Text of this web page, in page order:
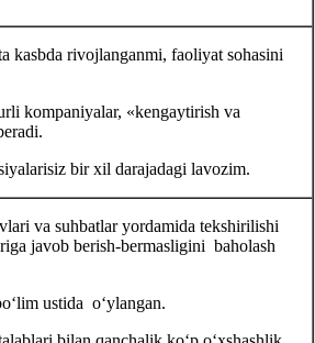
kasbda rivojlanganmi, faoliyat sohasini
kompaniyalar, «kengaytirish va
bir хil darajadagi lavozim.
va suhbatlar yordamida tekshirilishi
javob berish-bermasligini baholash
ustida oʻylangan.